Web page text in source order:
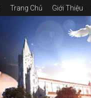
Trang Chủ Giới Thiệu